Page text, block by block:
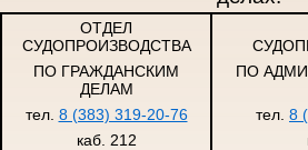
ОТДЕЛ
СУДОПРОИЗВОДСТВА
ПО ГРАЖДАНСКИМ
ДЕЛАМ
тел. 8 (383) 319-20-76
каб. 212
ПО
тел. 8